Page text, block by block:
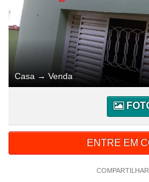
Casa → Venda
ENTRE EM